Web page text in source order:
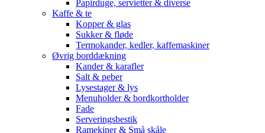
Papirduge, servietter & diverse
Kaffe & te
Kopper & glas
Sukker & fløde
Termokander, kedler, kaffemaskiner
Øvrig borddækning
Kander & karafler
Salt & peber
Lysestager & lys
Menuholder & bordkortholder
Fade
Serveringsbestik
Ramekiner & Små skåle